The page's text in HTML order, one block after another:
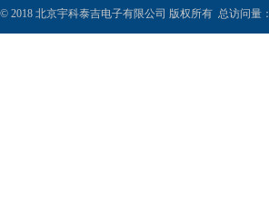
© 2018 北京宇科泰吉电子有限公司 版权所有 总访问量：